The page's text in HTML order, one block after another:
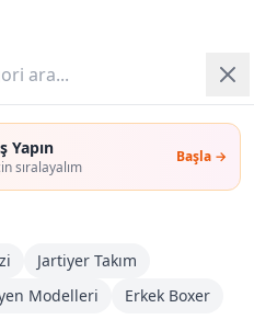
Yapın
sıralayalım
Başla →
Jartiyer Takım
Modelleri Erkek Boxer
Ekle
Şehir seçin